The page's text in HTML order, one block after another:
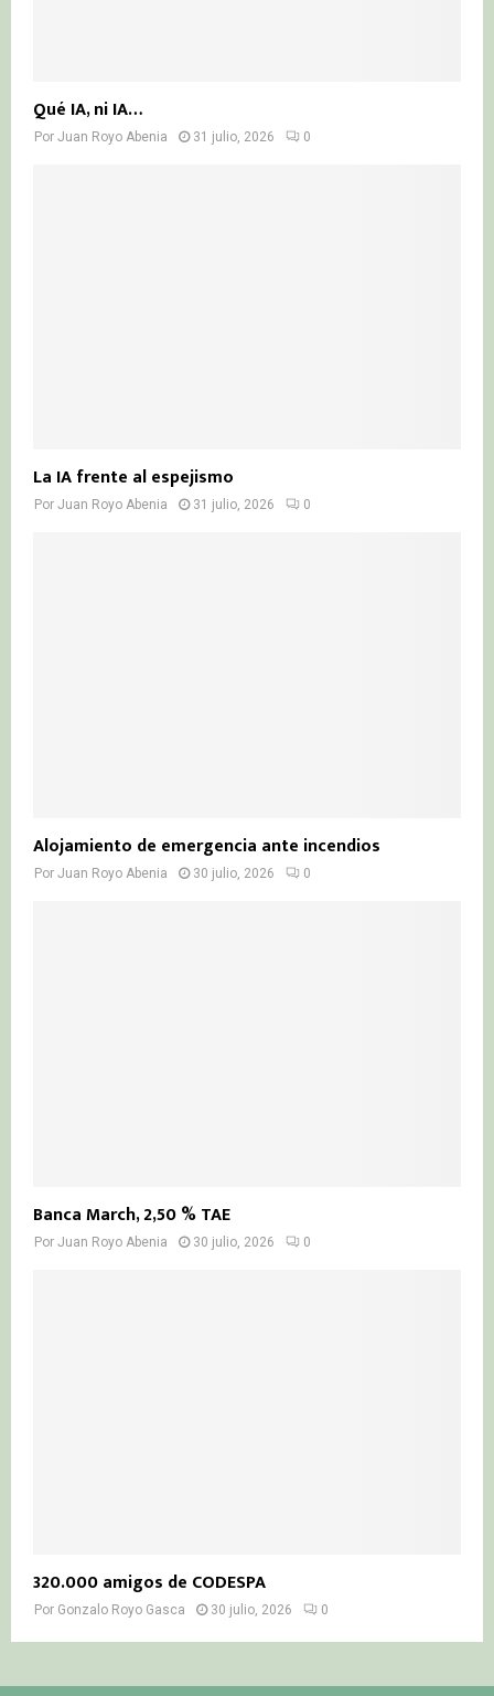
Qué IA, ni IA…
Por Juan Royo Abenia 31 julio, 2026 0
La IA frente al espejismo
Por Juan Royo Abenia 31 julio, 2026 0
Alojamiento de emergencia ante incendios
Por Juan Royo Abenia 30 julio, 2026 0
Banca March, 2,50 % TAE
Por Juan Royo Abenia 30 julio, 2026 0
320.000 amigos de CODESPA
Por Gonzalo Royo Gasca 30 julio, 2026 0